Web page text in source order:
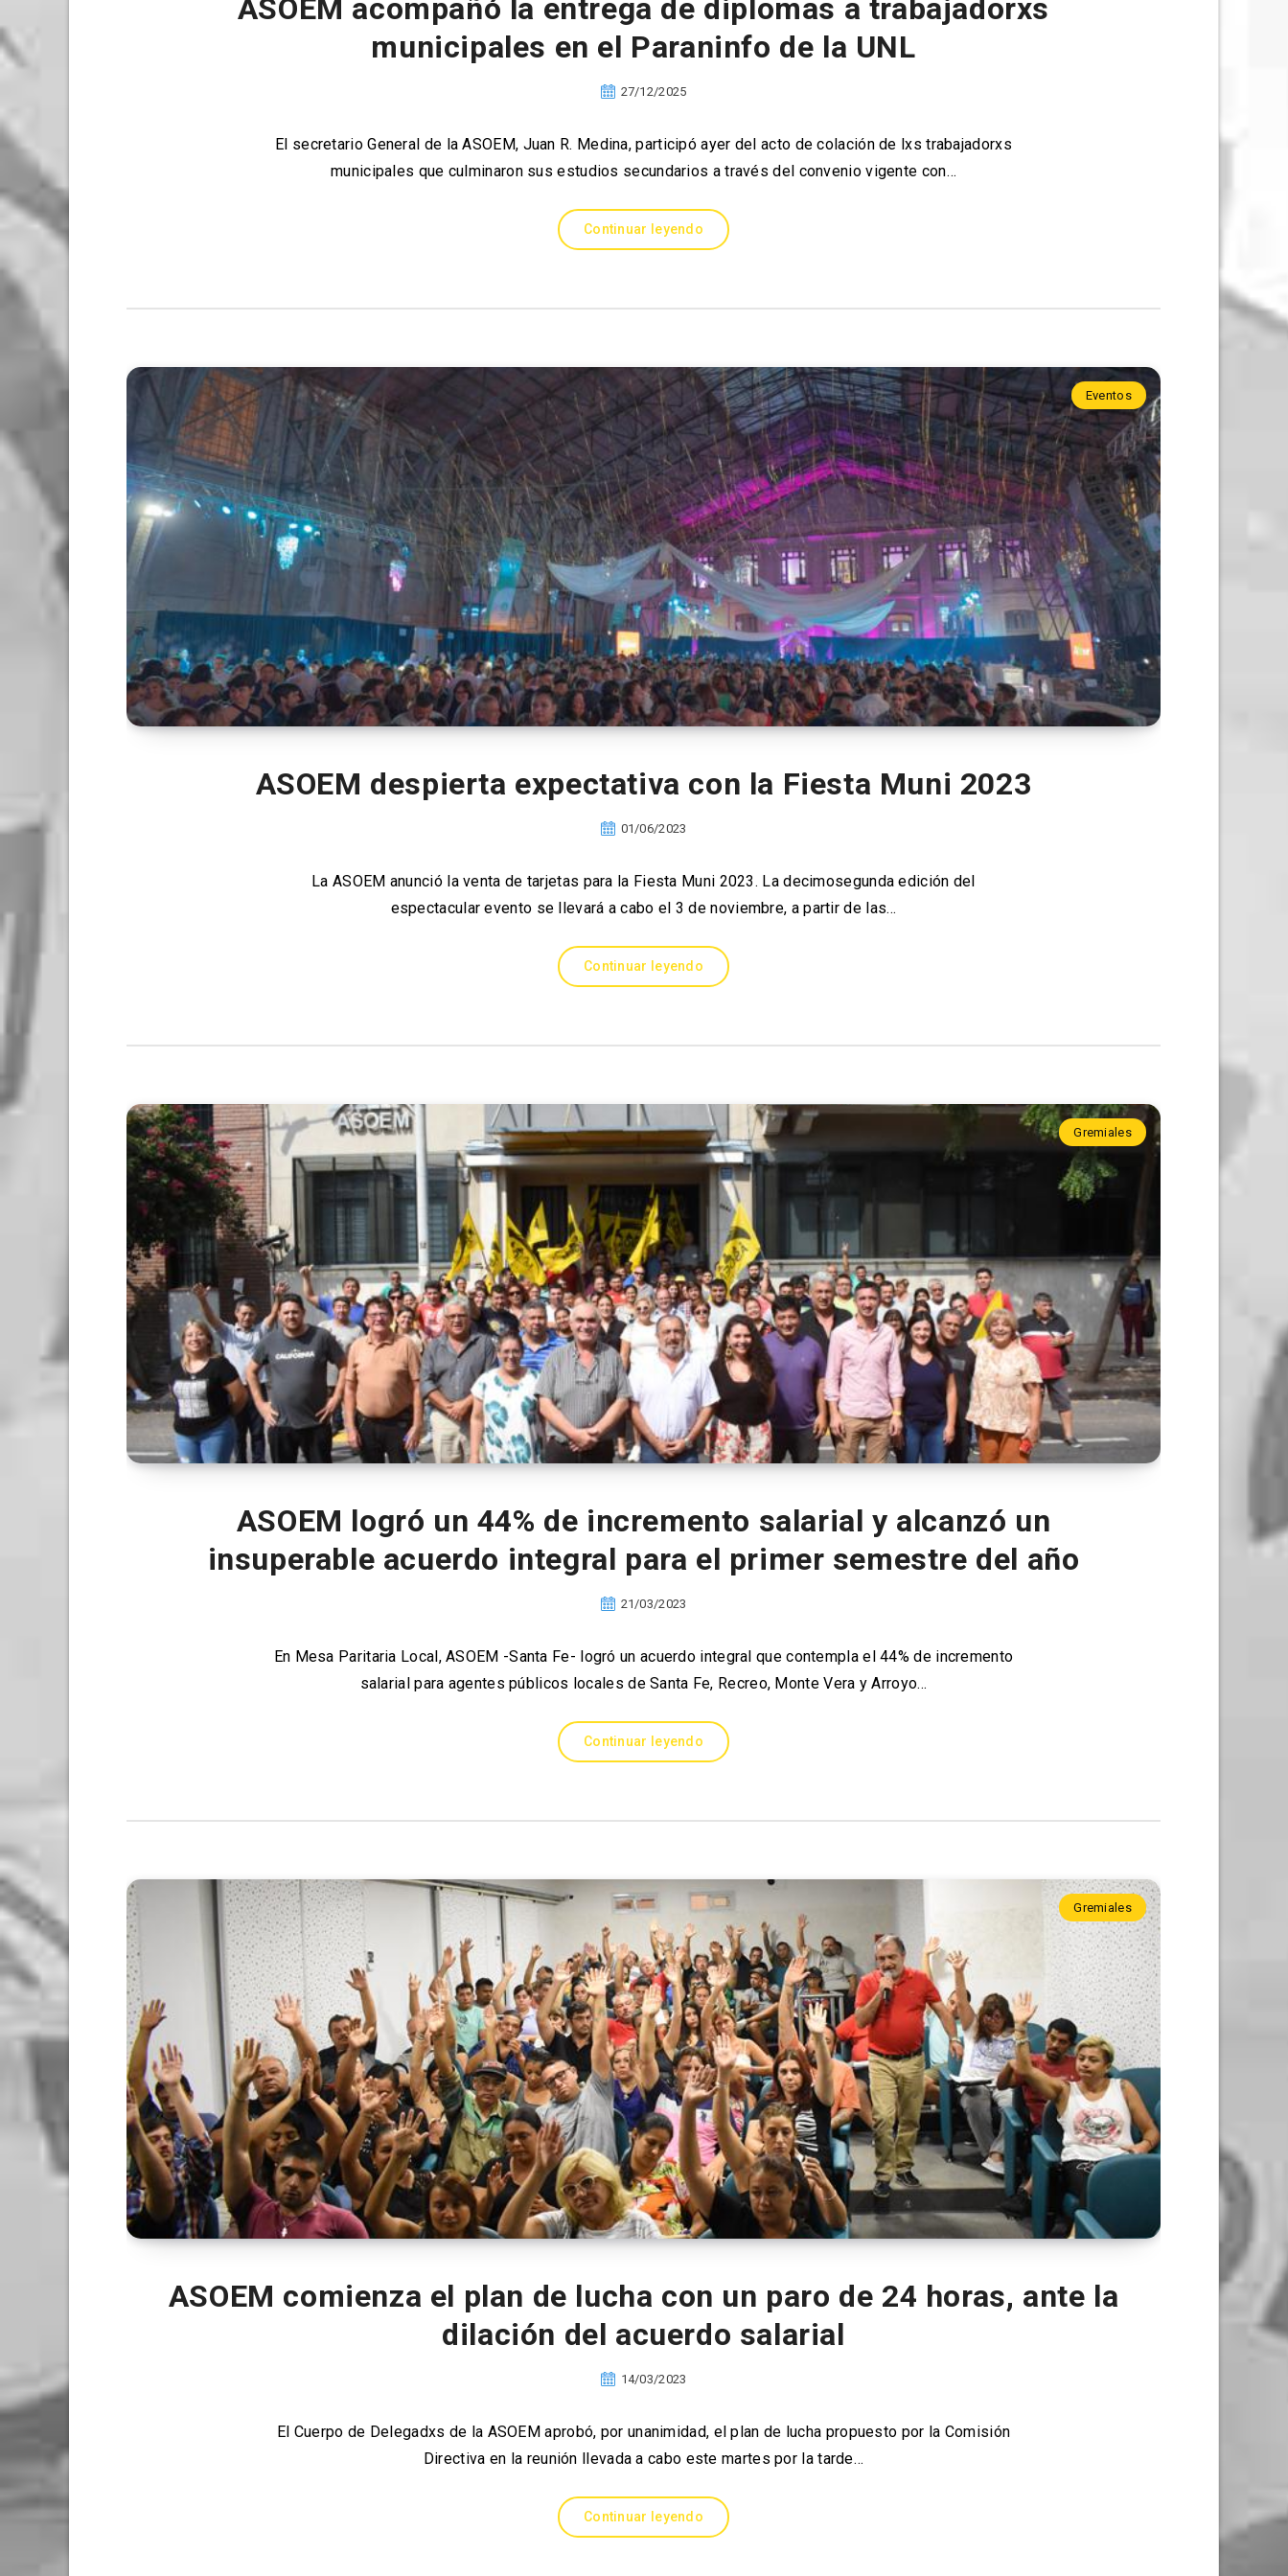
​ASOEM acompañó la entrega de diplomas a trabajadorxs
municipales en el Paraninfo de la UNL
27/12/2025
​El secretario General de la ASOEM, Juan R. Medina, participó ayer del acto de colación de lxs trabajadorxs
municipales que culminaron sus estudios secundarios a través del convenio vigente con…
Continuar leyendo
Eventos
ASOEM despierta expectativa con la Fiesta Muni 2023
01/06/2023
La ASOEM anunció la venta de tarjetas para la Fiesta Muni 2023. La decimosegunda edición del
espectacular evento se llevará a cabo el 3 de noviembre, a partir de las…
Continuar leyendo
Gremiales
ASOEM logró un 44% de incremento salarial y alcanzó un
insuperable acuerdo integral para el primer semestre del año
21/03/2023
En Mesa Paritaria Local, ASOEM -Santa Fe- logró un acuerdo integral que contempla el 44% de incremento
salarial para agentes públicos locales de Santa Fe, Recreo, Monte Vera y Arroyo…
Continuar leyendo
Gremiales
ASOEM comienza el plan de lucha con un paro de 24 horas, ante la
dilación del acuerdo salarial
14/03/2023
El Cuerpo de Delegadxs de la ASOEM aprobó, por unanimidad, el plan de lucha propuesto por la Comisión
Directiva en la reunión llevada a cabo este martes por la tarde…
Continuar leyendo